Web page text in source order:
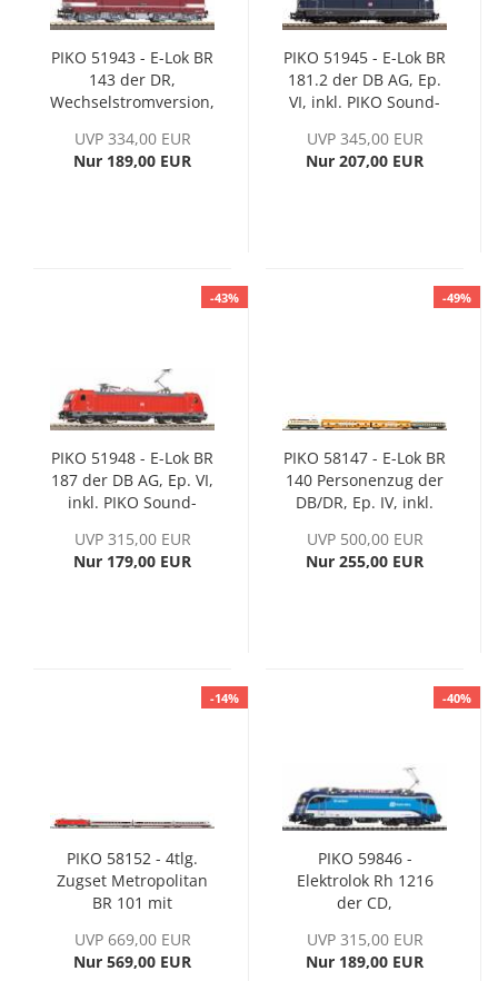
PIKO 51943 - E-Lok BR
143 der DR,
Wechselstromversion,
Sound-Decoder
UVP 334,00 EUR
Nur 189,00 EUR
PIKO 51945 - E-Lok BR
181.2 der DB AG, Ep.
VI, inkl. PIKO Sound-
UVP 345,00 EUR
Nur 207,00 EUR
-43%
PIKO 51948 - E-Lok BR
187 der DB AG, Ep. VI,
inkl. PIKO Sound-
UVP 315,00 EUR
Nur 179,00 EUR
-49%
PIKO 58147 - E-Lok BR
140 Personenzug der
DB/DR, Ep. IV, inkl.
UVP 500,00 EUR
Nur 255,00 EUR
-14%
PIKO 58152 - 4tlg.
Zugset Metropolitan
BR 101 mit
Steuerwagen der DB
AG, Ep. VI
UVP 669,00 EUR
Nur 569,00 EUR
-40%
PIKO 59846 -
Elektrolok Rh 1216
der CD,
Ep. VI, inkl. PIKO
Sound-Decoder
UVP 315,00 EUR
Nur 189,00 EUR